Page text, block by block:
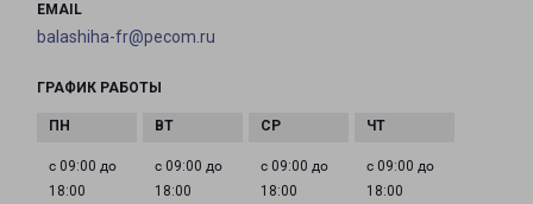
EMAIL
balashiha-fr@pecom.ru
ГРАФИК РАБОТЫ
с 09:00 до
18:00
с 09:00 до
18:00
с 09:00 до
18:00
с 09:00 до
18:00